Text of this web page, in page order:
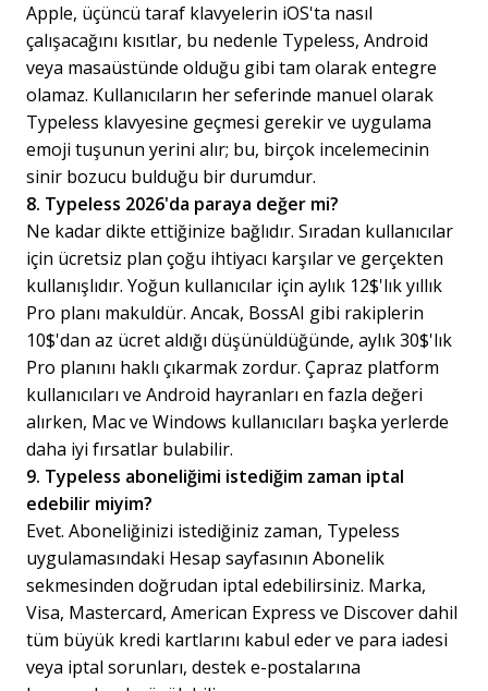
Apple, üçüncü taraf klavyelerin iOS'ta nasıl
çalışacağını kısıtlar, bu nedenle Typeless, Android
veya masaüstünde olduğu gibi tam olarak entegre
olamaz. Kullanıcıların her seferinde manuel olarak
Typeless klavyesine geçmesi gerekir ve uygulama
emoji tuşunun yerini alır; bu, birçok incelemecinin
sinir bozucu bulduğu bir durumdur.
8. Typeless 2026'da paraya değer mi?
Ne kadar dikte ettiğinize bağlıdır. Sıradan kullanıcılar
için ücretsiz plan çoğu ihtiyacı karşılar ve gerçekten
kullanışlıdır. Yoğun kullanıcılar için aylık 12$'lık yıllık
Pro planı makuldür. Ancak, BossAI gibi rakiplerin
10$'dan az ücret aldığı düşünüldüğünde, aylık 30$'lık
Pro planını haklı çıkarmak zordur. Çapraz platform
kullanıcıları ve Android hayranları en fazla değeri
alırken, Mac ve Windows kullanıcıları başka yerlerde
daha iyi fırsatlar bulabilir.
9. Typeless aboneliğimi istediğim zaman iptal
edebilir miyim?
Evet. Aboneliğinizi istediğiniz zaman, Typeless
uygulamasındaki Hesap sayfasının Abonelik
sekmesinden doğrudan iptal edebilirsiniz. Marka,
Visa, Mastercard, American Express ve Discover dahil
tüm büyük kredi kartlarını kabul eder ve para iadesi
veya iptal sorunları, destek e-postalarına